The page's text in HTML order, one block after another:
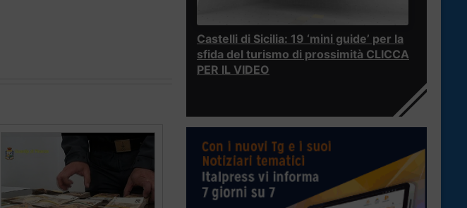
Castelli di Sicilia: 19 ‘mini guide’ per la
sfida del turismo di prossimità CLICCA
PER IL VIDEO